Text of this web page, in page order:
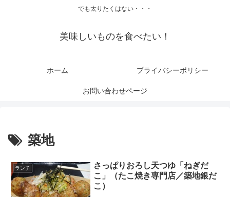
でも太りたくはない・・・
美味しいものを食べたい！
ホーム プライバシーポリシー
お問い合わせページ
築地
ランチ
さっぱりおろし天つゆ「ねぎだ
こ」（たこ焼き専門店／築地銀だ
こ）